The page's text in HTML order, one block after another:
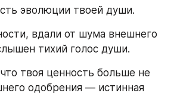
эволюции твоей души.
вдали от шума внешнего
тихий голос души.
твоя ценность больше не
одобрения — истинная